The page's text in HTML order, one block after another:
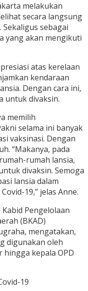
melakukan
secara langsung
sebagai
yang akan mengikuti
atas kerelaan
kendaraan
Dengan cara ini,
untuk divaksin.
memilih
selama ini banyak
vaksinasi. Dengan
“Makanya, pada
rumah lansia,
divaksin. Semoga
lansia dalam
19,” jelas Anne.
Pengelolaan
(BKAD)
mengatakan,
digunakan oleh
kepala OPD
19